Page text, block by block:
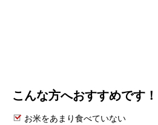
こんな方へおすすめです！
お米をあまり食べていない